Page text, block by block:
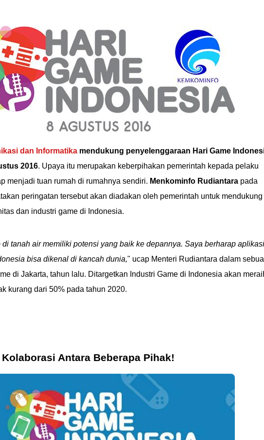
dan Informatika mendukung penyelenggaraan Hari Game
2016. Upaya itu merupakan keberpihakan pemerintah kepada pelaku
menjadi tuan rumah di rumahnya sendiri. Menkominfo Rudiantara pada
peringatan tersebut akan diadakan oleh pemerintah untuk mendukung
dan industri game di Indonesia.
di tanah air memiliki potensi yang baik ke depannya. Saya berharap aplikasi
bisa dikenal di kancah dunia," ucap Menteri Rudiantara dalam
di Jakarta, tahun lalu. Ditargetkan Industri Game di Indonesia akan
kurang dari 50% pada tahun 2020.
Antara Beberapa Pihak!